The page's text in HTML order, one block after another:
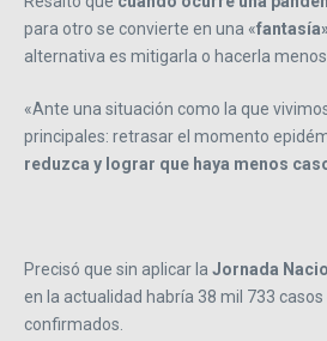
para otro se convierte en una «
alternativa es mitigarla o hacerla
«Ante una situación como la que
principales: retrasar el momento
reduzca y lograr que haya menos
Precisó que sin aplicar la Jornada
en la actualidad habría 38 mil 733 casos
confirmados.